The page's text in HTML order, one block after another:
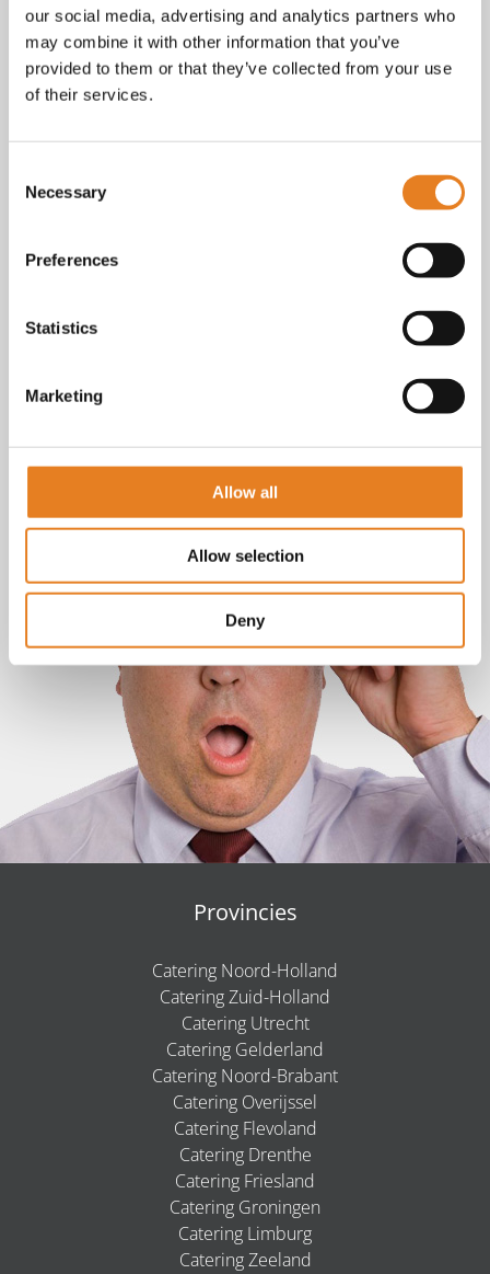
our social media, advertising and analytics partners who
may combine it with other information that you’ve
provided to them or that they’ve collected from your use
of their services.
Selection
Necessary
Preferences
Statistics
Marketing
Allow all
Allow selection
Deny
Bekijk onzeAlgemene voorwaarden. KvK nr.: 18068338.
Lees ook onze privacy encookiepolicy als je benieuwd
bent naar wat we met je gegevens doen.
Provincies
Catering Noord-Holland
Catering Zuid-Holland
Catering Utrecht
Catering Gelderland
Catering Noord-Brabant
Catering Overijssel
Catering Flevoland
Catering Drenthe
Catering Friesland
Catering Groningen
Catering Limburg
Catering Zeeland